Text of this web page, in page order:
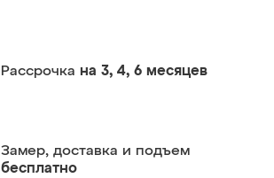
Рассрочка на 3, 4, 6 месяцев
Замер, доставка и подъем
бесплатно